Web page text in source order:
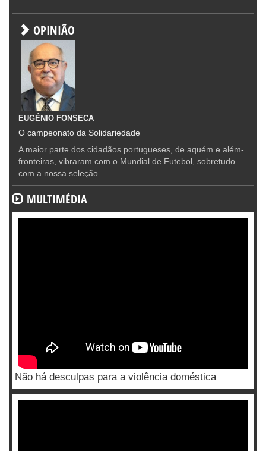
OPINIÃO
EUGÉNIO FONSECA
O campeonato da Solidariedade
A maior parte dos cidadãos portugueses, de aquém e além-
fronteiras, vibraram com o Mundial de Futebol, sobretudo
com a nossa seleção.
MULTIMÉDIA
Não há desculpas para a violência doméstica